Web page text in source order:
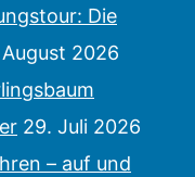
Die
2026
29. Juli 2026
– auf und